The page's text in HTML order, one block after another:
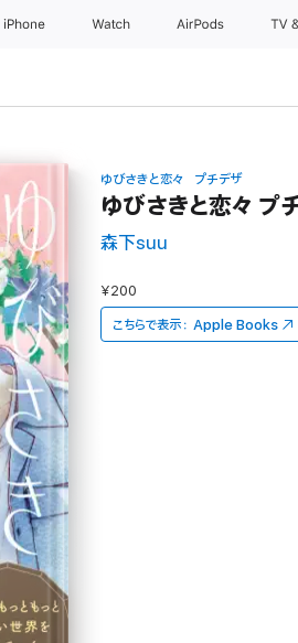
iPhone Watch AirPods TV
ゆびさきと恋々 プチデザ
ゆびさきと恋々 プ
森下suu
¥200
こちらで表示： Apple Books